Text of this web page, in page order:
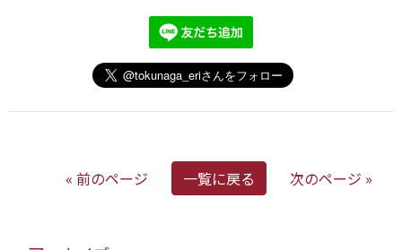
« 前のページ 一覧に戻る 次のページ »